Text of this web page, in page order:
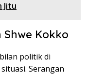
Jitu
Kokko
politik di
Serangan